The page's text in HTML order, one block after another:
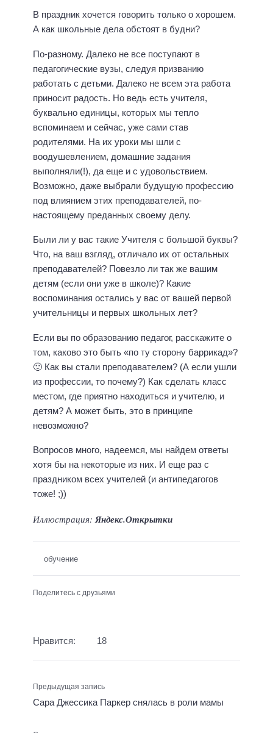
В праздник хочется говорить только о хорошем.
А как школьные дела обстоят в будни?
По-разному. Далеко не все поступают в
педагогические вузы, следуя призванию
работать с детьми. Далеко не всем эта работа
приносит радость. Но ведь есть учителя,
буквально единицы, которых мы тепло
вспоминаем и сейчас, уже сами став
родителями. На их уроки мы шли с
воодушевлением, домашние задания
выполняли(!), да еще и с удовольствием.
Возможно, даже выбрали будущую профессию
под влиянием этих преподавателей, по-
настоящему преданных своему делу.
Были ли у вас такие Учителя с большой буквы?
Что, на ваш взгляд, отличало их от остальных
преподавателей? Повезло ли так же вашим
детям (если они уже в школе)? Какие
воспоминания остались у вас от вашей первой
учительницы и первых школьных лет?
Если вы по образованию педагог, расскажите о
том, каково это быть «по ту сторону баррикад»?
🙂 Как вы стали преподавателем? (А если ушли
из профессии, то почему?) Как сделать класс
местом, где приятно находиться и учителю, и
детям? А может быть, это в принципе
невозможно?
Вопросов много, надеемся, мы найдем ответы
хотя бы на некоторые из них. И еще раз с
праздником всех учителей (и антипедагогов
тоже! ;))
Иллюстрация: Яндекс.Открытки
обучение
Поделитесь с друзьями
Нравится: 18
Предыдущая запись
Сара Джессика Паркер снялась в роли мамы